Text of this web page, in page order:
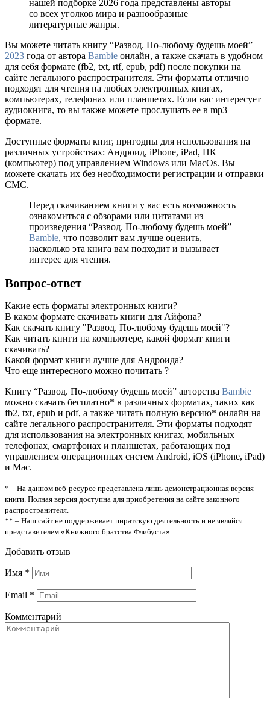
нашей подборке 2026 года представлены авторы
со всех уголков мира и разнообразные
литературные жанры.
Вы можете читать книгу “Развод. По-любому будешь моей”
2023 года от автора Bambie онлайн, а также скачать в удобном
для себя формате (fb2, txt, rtf, epub, pdf) после покупки на
сайте легального распространителя. Эти форматы отлично
подходят для чтения на любых электронных книгах,
компьютерах, телефонах или планшетах. Если вас интересует
аудиокнига, то вы также можете прослушать ее в mp3
формате.
Доступные форматы книг, пригодны для использования на
различных устройствах: Андроид, iPhone, iPad, ПК
(компьютер) под управлением Windows или MacOs. Вы
можете скачать их без необходимости регистрации и отправки
СМС.
Перед скачиванием книги у вас есть возможность
ознакомиться с обзорами или цитатами из
произведения “Развод. По-любому будешь моей”
Bambie, что позволит вам лучше оценить,
насколько эта книга вам подходит и вызывает
интерес для чтения.
Вопрос-ответ
Какие есть форматы электронных книги?
В каком формате скачивать книги для Айфона?
Как скачать книгу "Развод. По-любому будешь моей"?
Как читать книги на компьютере, какой формат книги
скачивать?
Какой формат книги лучше для Андроида?
Что еще интересного можно почитать ?
Книгу “Развод. По-любому будешь моей” авторства Bambie
можно скачать бесплатно* в различных форматах, таких как
fb2, txt, epub и pdf, а также читать полную версию* онлайн на
сайте легального распространителя. Эти форматы подходят
для использования на электронных книгах, мобильных
телефонах, смартфонах и планшетах, работающих под
управлением операционных систем Android, iOS (iPhone, iPad)
и Mac.
* – На данном веб-ресурсе представлена лишь демонстрационная версия
книги. Полная версия доступна для приобретения на сайте законного
распространителя.
** – Наш сайт не поддерживает пиратскую деятельность и не являйся
представителем «Книжного братства Флибуста»
Добавить отзыв
Имя *
Email *
Комментарий